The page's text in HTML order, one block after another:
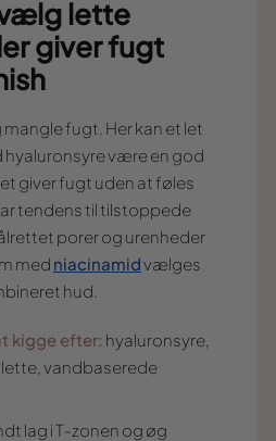
lette
giver fugt
fugt. Her kan et let
hyaluronsyre være en god
giver fugt uden at føles
tendens til tilstoppede
porer og urenheder
med niacinamidvælges
hud.
kigge efter: hyaluronsyre,
vandbaserede
lag i T-zonen og øg